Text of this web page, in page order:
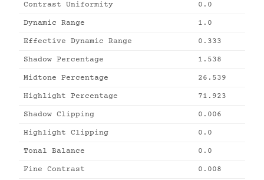
Contrast Uniformity 0.0
Dynamic Range 1.0
Effective Dynamic Range 0.333
Shadow Percentage 1.538
Midtone Percentage 26.539
Highlight Percentage 71.923
Shadow Clipping 0.006
Highlight Clipping 0.0
Tonal Balance 0.0
Fine Contrast 0.008